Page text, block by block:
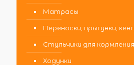
Матрасы
Переноски, прыгунки,
Стульчики для кормления
Ходунки